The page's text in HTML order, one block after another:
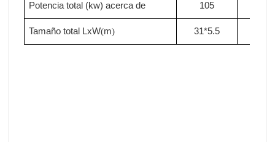
Potencia total (kw) acerca de 105
Tamaño total LxW(m) 31*5.5